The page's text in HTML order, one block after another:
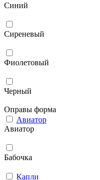
Синий
Сиреневый
Фиолетовый
Черный
Оправы форма
Авиатор
Авиатор
Бабочка
Капли